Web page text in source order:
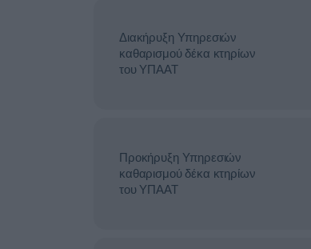
Διακήρυξη Υπηρεσιών
καθαρισμού δέκα κτηρίων
του ΥΠΑΑΤ
Προκήρυξη Υπηρεσιών
καθαρισμού δέκα κτηρίων
του ΥΠΑΑΤ